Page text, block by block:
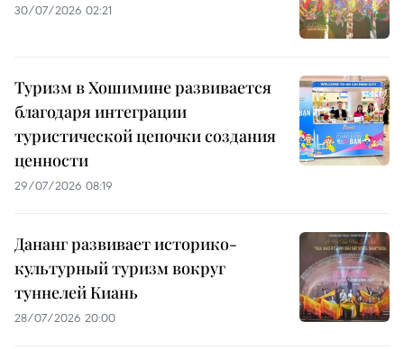
30/07/2026 02:21
Туризм в Хошимине развивается
благодаря интеграции
туристической цепочки создания
ценности
29/07/2026 08:19
Дананг развивает историко-
культурный туризм вокруг
туннелей Киань
28/07/2026 20:00